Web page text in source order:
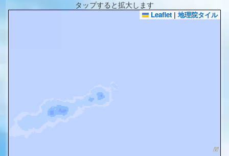
タップすると拡大します
Leaflet | 地理院タイル